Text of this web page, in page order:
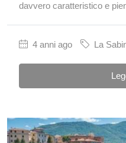
davvero caratteristico e
4 anni ago La